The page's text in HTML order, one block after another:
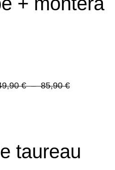
€
€ – 85,90€Plage
85,90 €
taureau